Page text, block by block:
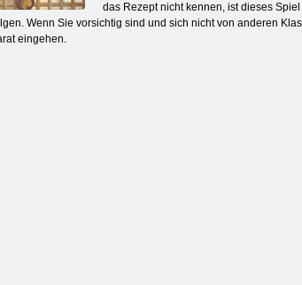
10 mal 10 Blocks Match
das Rezept nicht kennen, ist dieses
Wenn Sie vorsichtig sind und sich nicht von anderen
eingehen.